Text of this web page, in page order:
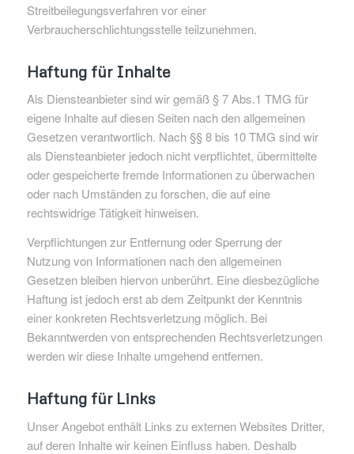
Streitbeilegungsverfahren vor einer
Verbraucherschlichtungsstelle teilzunehmen.
Haftung für Inhalte
Als Diensteanbieter sind wir gemäß § 7 Abs.1 TMG für
eigene Inhalte auf diesen Seiten nach den allgemeinen
Gesetzen verantwortlich. Nach §§ 8 bis 10 TMG sind wir
als Diensteanbieter jedoch nicht verpflichtet, übermittelte
oder gespeicherte fremde Informationen zu überwachen
oder nach Umständen zu forschen, die auf eine
rechtswidrige Tätigkeit hinweisen.
Verpflichtungen zur Entfernung oder Sperrung der
Nutzung von Informationen nach den allgemeinen
Gesetzen bleiben hiervon unberührt. Eine diesbezügliche
Haftung ist jedoch erst ab dem Zeitpunkt der Kenntnis
einer konkreten Rechtsverletzung möglich. Bei
Bekanntwerden von entsprechenden Rechtsverletzungen
werden wir diese Inhalte umgehend entfernen.
Haftung für Links
Unser Angebot enthält Links zu externen Websites Dritter,
auf deren Inhalte wir keinen Einfluss haben. Deshalb